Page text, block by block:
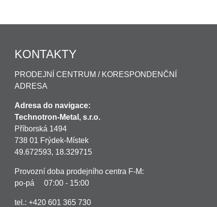
KONTAKTY
PRODEJNÍ CENTRUM / KORESPONDENČNÍ
ADRESA
Adresa do navigace:
Technotron-Metal, s.r.o.
Příborská 1494
738 01 Frýdek-Místek
49.672593, 18.329715
Provozní doba prodejního centra F-M:
po-pá 07:00 - 15:00
tel.: +420 601 365 730